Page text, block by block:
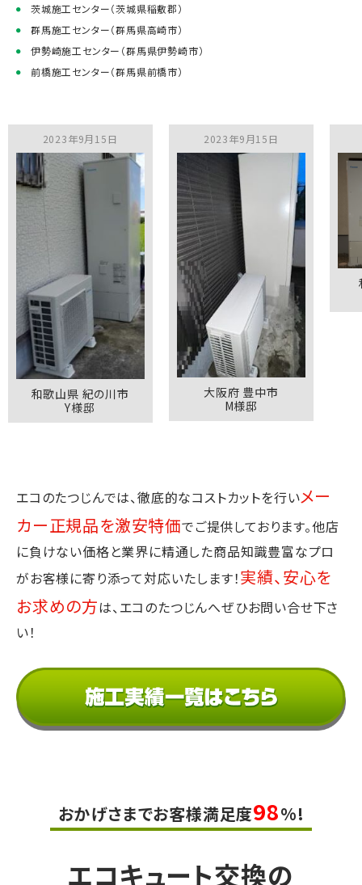
茨城施工センター（茨城県稲敷郡）
群馬施工センター（群馬県高崎市）
伊勢崎施工センター（群馬県伊勢崎市）
前橋施工センター（群馬県前橋市）
年9月15日
山県 紀の川市
2023年9月15日
大阪府 豊中市
和歌山
エコのたつじんでは、徹底的なコストカットを行いメー
カー正規品を激安特価でご提供しております。他店
に負けない価格と業界に精通した商品知識豊富なプロ
がお客様に寄り添って対応いたします！実績、安心を
お求めの方は、エコのたつじんへぜひお問い合せ下さ
い！
おかげさまでお客様満足度98%!
エコキュート交換の